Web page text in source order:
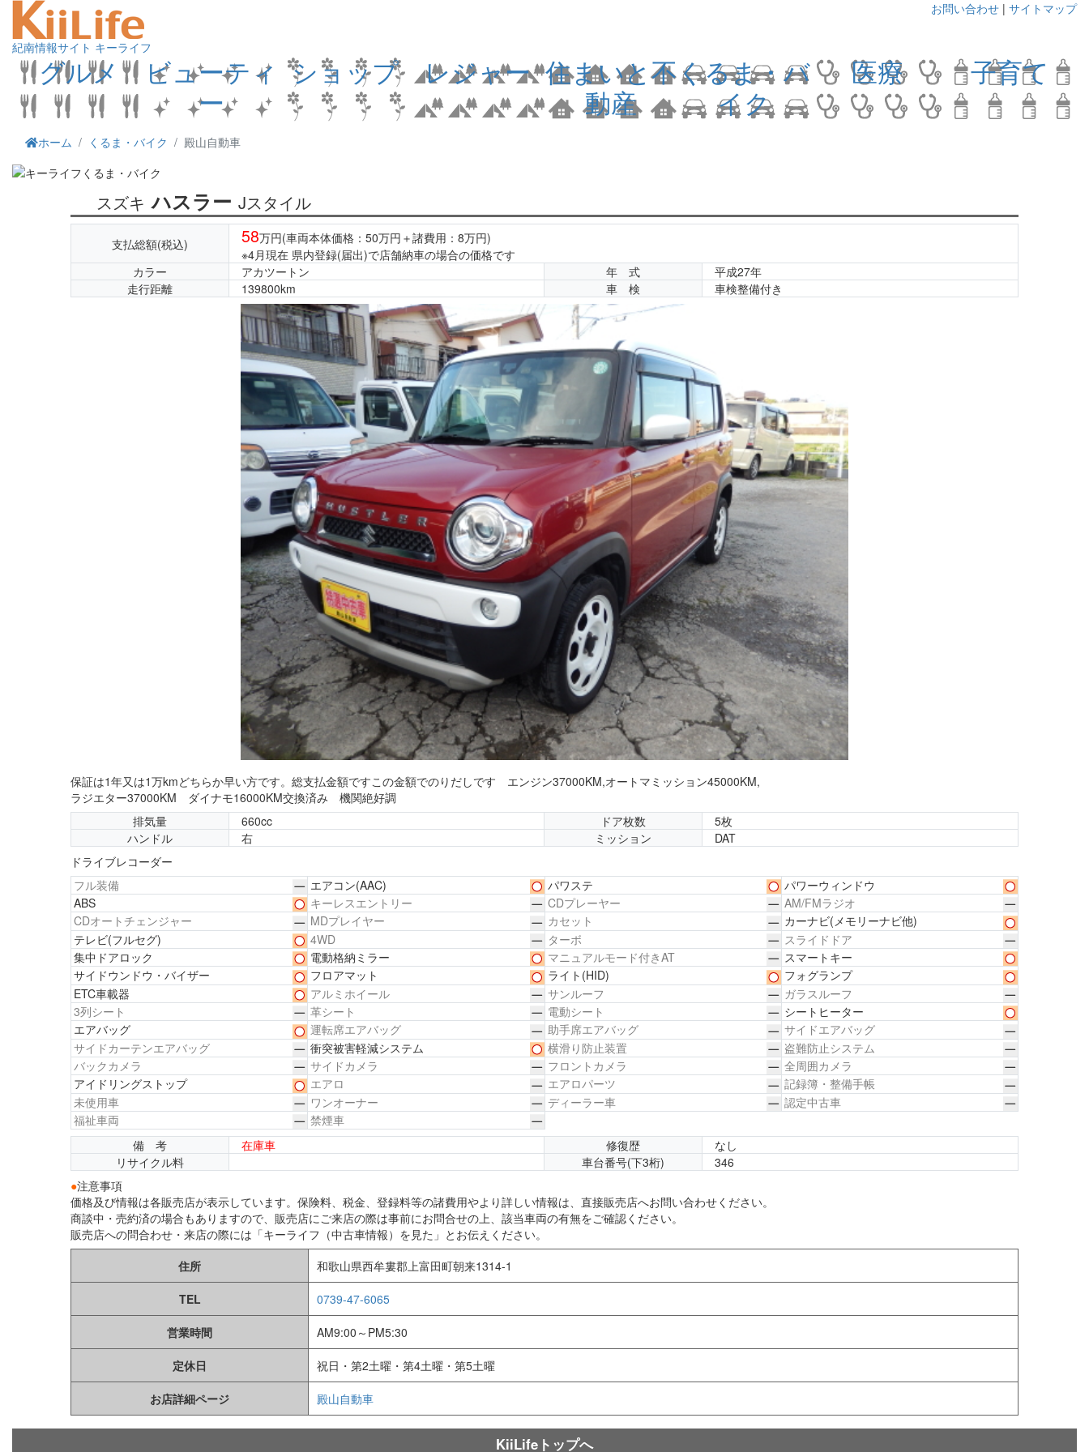
紀南情報サイト キーライフ
お問い合わせ | サイトマップ
グルメ
ビューティ
ー
ショップ レジャー 住まいと不
動産
くるま・バ
イク
医療 子育て
ホーム くるま・バイク 殿山自動車
スズキ ハスラー Jスタイル
支払総額(税込) 58万円(車両本体価格：50万円＋諸費用：8万円)
※4月現在 県内登録(届出)で店舗納車の場合の価格です
カラー
アカツートン 年 式
平成27年
走行距離
139800km 車 検 車検整備付き
保証は1年又は1万kmどちらか早い方です。総支払金額ですこの金額でのりだしです エンジン37000KM,オートマミッション45000KM,
ラジエター37000KM ダイナモ16000KM交換済み 機関絶好調
排気量
660cc ドア枚数
5枚
ハンドル
右 ミッション
DAT
ドライブレコーダー
フル装備
エアコン(AAC) パワステ
パワーウィンドウ
ABS
キーレスエントリー CDプレーヤー
AM/FMラジオ
CDオートチェンジャー
MDプレイヤー カセット カーナビ(メモリーナビ他)
テレビ(フルセグ) 4WD ターボ
スライドドア
集中ドアロック
電動格納ミラー マニュアルモード付きAT
スマートキー
サイドウンドウ・バイザー
フロアマット ライト (HID)
フォグランプ
ETC車載器
アルミホイール サンルーフ
ガラスルーフ
3列シート
革シート 電動シート
シートヒーター
エアバッグ
運転席エアバッグ 助手席エアバッグ
サイドエアバッグ
サイドカーテンエアバッグ
衝突被害軽減システム 横滑り防止装置
盗難防止システム
バックカメラ
サイドカメラ フロントカメラ
全周囲カメラ
アイドリングストップ
エアロ エアロパーツ
記録簿・整備手帳
未使用車
ワンオーナー ディーラー車
認定中古車
福祉車両
禁煙車
備 考
在庫車 修復歴
なし
リサイクル料
車台番号(下3桁)
346
●注意事項
価格及び情報は各販売店が表示しています。保険料、税金、登録料等の諸費用やより詳しい情報は、直接販売店へお問い合わせください。
商談中・売約済の場合もありますので、販売店にご来店の際は事前にお問合せの上、該当車両の有無をご確認ください。
販売店への問合わせ・来店の際には「キーライフ（中古車情報）を見た」とお伝えください。
住所
和歌山県西牟婁郡上富田町朝来1314-1
TEL 0739-47-6065
営業時間 AM9:00～PM5:30
定休日 祝日・第2土曜・第4土曜・第5土曜
お店詳細ページ 殿山自動車
KiiLifeトップへ